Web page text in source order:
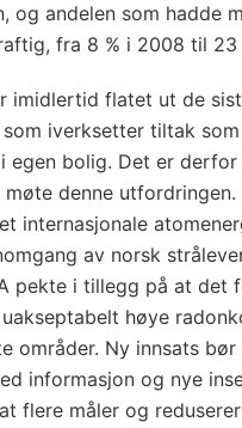
og andelen som hadde
fra 8 % i 2008 til 23
imidlertid flatet ut de
iverksetter tiltak
egen bolig. Det er
møte denne
internasjonale
av norsk
pekte i tillegg på at det
høye
områder. Ny innsats
informasjon og nye
flere måler og